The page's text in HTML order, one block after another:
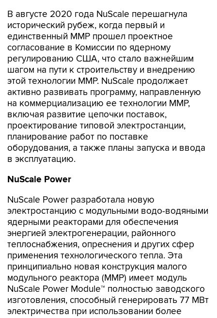
В августе 2020 года NuScale перешагнула
исторический рубеж, когда первый и
единственный ММР прошел проектное
согласование в Комиссии по ядерному
регулированию США, что стало важнейшим
шагом на пути к строительству и внедрению
этой технологии ММР. NuScale продолжает
активно развивать программу, направленную
на коммерциализацию ее технологии ММР,
включая развитие цепочки поставок,
проектирование типовой электростанции,
планирование работ по поставке
оборудования, а также планы запуска и ввода
в эксплуатацию.
NuScale Power
NuScale Power разработала новую
электростанцию с модульными водо-водяными
ядерными реакторами для обеспечения
энергией электрогенерации, районного
теплоснабжения, опреснения и других сфер
применения технологического тепла. Эта
принципиально новая конструкция малого
модульного реактора (ММР) имеет модуль
NuScale Power Module™ полностью заводского
изготовления, способный генерировать 77 МВт
электричества при использовании более